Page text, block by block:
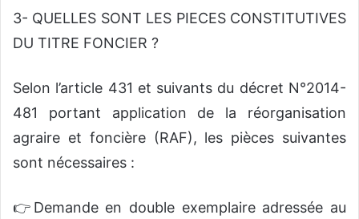
3- QUELLES SONT LES PIECES CONSTITUTIVES
DU TITRE FONCIER ?
Selon l’article 431 et suivants du décret N°2014-
481 portant application de la réorganisation
agraire et foncière (RAF), les pièces suivantes
sont nécessaires :
👉Demande en double exemplaire adressée au